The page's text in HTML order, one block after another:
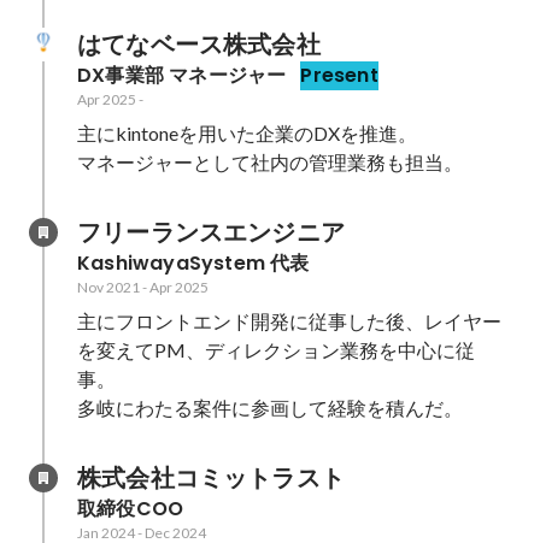
はてなベース株式会社
DX事業部 マネージャー Present
Apr 2025 -
主にkintoneを用いた企業のDXを推進。
マネージャーとして社内の管理業務も担当。
フリーランスエンジニア
KashiwayaSystem 代表
Nov 2021-Apr 2025
主にフロントエンド開発に従事した後、レイヤー
を変えてPM、ディレクション業務を中心に従
事。
多岐にわたる案件に参画して経験を積んだ。
株式会社コミットラスト
取締役COO
Jan 2024- Dec 2024